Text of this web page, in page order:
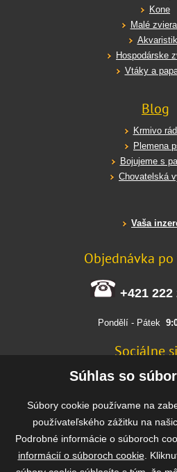
Kone
Malé
Hospodárske
Vtáky a
Blog
Krmivo
Plemena
Bojujeme s
Chovatelská
Vaša
Objednávka
+421 222
Pondělí - Pátek
Sociálne
Rýchla a bezpečná platba
Súhlas so
Súbory cookie používame na
používateľského zážitku na
Podrobné informácie o súboroch
informácií o súboroch cookie.